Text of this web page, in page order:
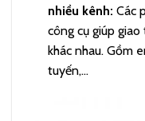
nhiều kênh: Các
công cụ giúp
khác nhau. Gồm
tuyến,…